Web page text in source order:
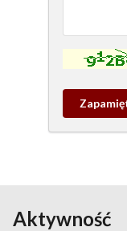
Kontrola -
wpis
Aktywność